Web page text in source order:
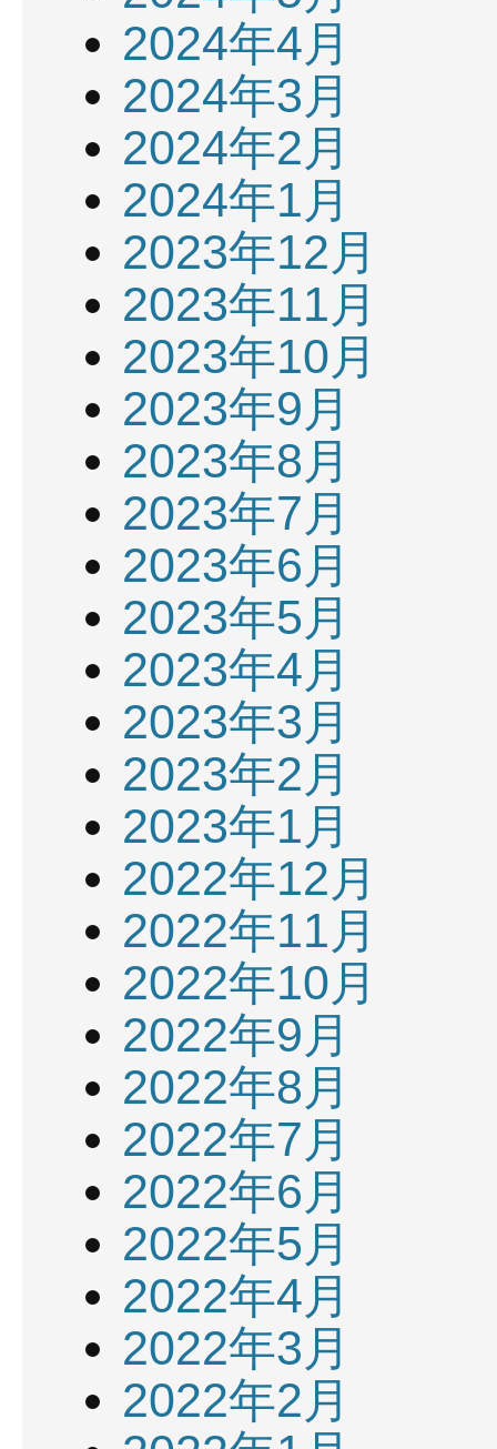
2024年4月
2024年3月
2024年2月
2024年1月
2023年12月
2023年11月
2023年10月
2023年9月
2023年8月
2023年7月
2023年6月
2023年5月
2023年4月
2023年3月
2023年2月
2023年1月
2022年12月
2022年11月
2022年10月
2022年9月
2022年8月
2022年7月
2022年6月
2022年5月
2022年4月
2022年3月
2022年2月